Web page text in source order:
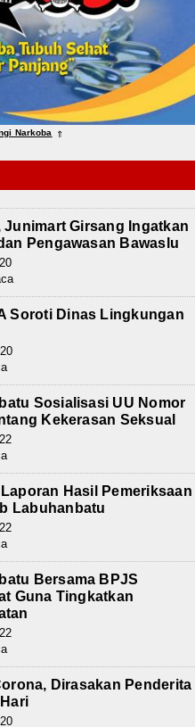
Narkoba ⇑
Junimart Girsang Ingatkan
Pengawasan Bawaslu
Soroti Dinas Lingkungan
Sosialisasi UU Nomor
Kekerasan Seksual
Hasil Pemeriksaan
Labuhanbatu
Bersama BPJS
Guna Tingkatkan
Dirasakan Penderita